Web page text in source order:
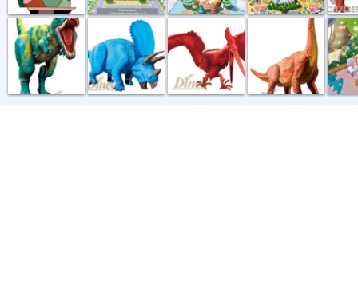
BANDAI ワイ... BANDAI ワイ... BANDAI ワイ... BANDAI ワイ... 冬の